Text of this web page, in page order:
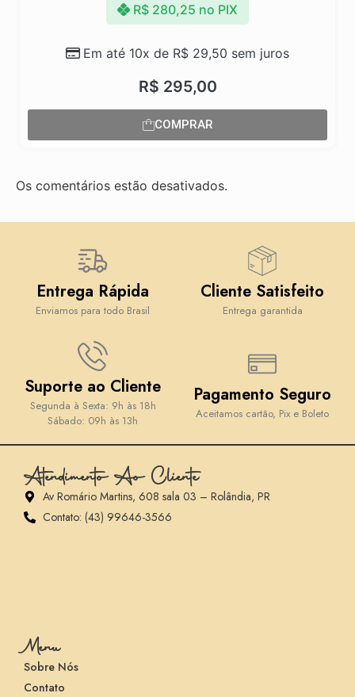
R$ 295,00
Em até 10x de R$ 29,50 sem juros
R$ 280,25 no PIX
COMPRAR
Os comentários estão desativados.
Entrega Rápida
Enviamos para todo Brasil
Cliente Satisfeito
Entrega garantida
Suporte ao Cliente
Segunda à Sexta: 9h às 18h
Sábado: 09h às 13h
Pagamento Seguro
Aceitamos cartão, Pix e Boleto
Atendimento Ao Cliente
Av Romário Martins, 608 sala 03 – Rolândia, PR
Contato: (43) 99646-3566
Menu
Sobre Nós
Contato